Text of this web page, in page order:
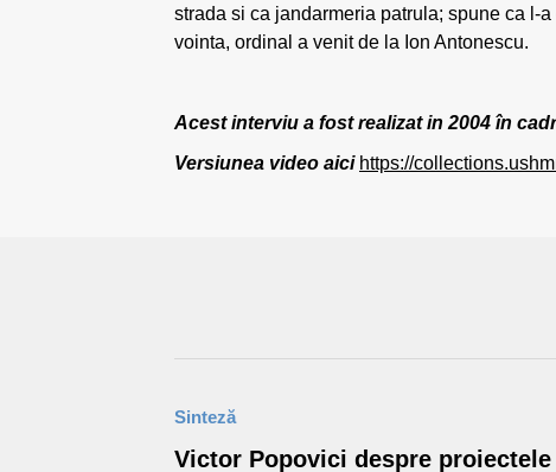
strada si ca jandarmeria patrula; spune ca l-
vointa, ordinal a venit de la Ion Antonescu.
Acest interviu a fost realizat in 2004 în
Versiunea video aici https://
Sinteză
Victor Popovici despre proiectele